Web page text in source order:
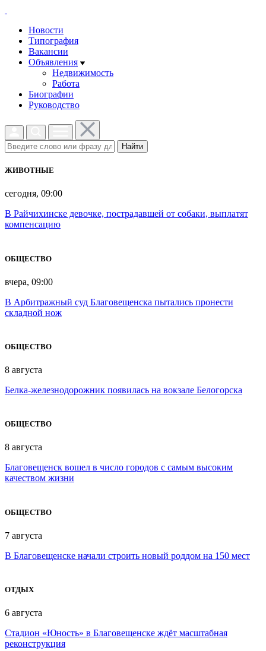
Новости
Типография
Вакансии
Объявления
Недвижимость
Работа
Биографии
Руководство
Найти
ЖИВОТНЫЕ
сегодня, 09:00
В Райчихинске девочке, пострадавшей от собаки, выплатят
компенсацию
ОБЩЕСТВО
вчера, 09:00
В Арбитражный суд Благовещенска пытались пронести
складной нож
ОБЩЕСТВО
8 августа
Белка-железнодорожник появилась на вокзале Белогорска
ОБЩЕСТВО
8 августа
Благовещенск вошел в число городов с самым высоким
качеством жизни
ОБЩЕСТВО
7 августа
В Благовещенске начали строить новый роддом на 150 мест
ОТДЫХ
6 августа
Стадион «Юность» в Благовещенске ждёт масштабная
реконструкция